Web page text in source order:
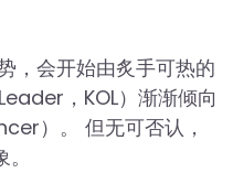
，会开始由炙手可热的
，KOL）渐渐倾向
）。 但无可否认，